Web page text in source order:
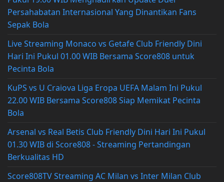
Persahabatan Internasional Yang Dinantikan Fans
Sepak Bola
Live Streaming Monaco vs Getafe Club Friendly Dini
Hari Ini Pukul 01.00 WIB Bersama Score808 untuk
Pecinta Bola
KuPS vs U Craiova Liga Eropa UEFA Malam Ini Pukul
22.00 WIB Bersama Score808 Siap Memikat Pecinta
Bola
Arsenal vs Real Betis Club Friendly Dini Hari Ini Pukul
01.30 WIB di Score808 - Streaming Pertandingan
Berkualitas HD
Score808TV Streaming AC Milan vs Inter Milan Club